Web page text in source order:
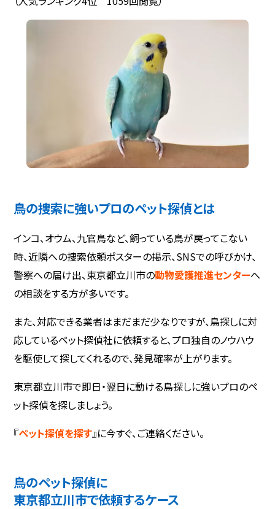
鳥の捜索に強いプロのペット探偵とは
インコ、オウム、九官鳥など、飼っている鳥が戻ってこない
時、近隣への捜索依頼ポスターの掲示、SNSでの呼びかけ、
警察への届け出、東京都立川市の動物愛護推進センターへ
の相談をする方が多いです。
また、対応できる業者はまだまだ少なりですが、鳥探しに対
応しているペット探偵社に依頼すると、プロ独自のノウハウ
を駆使して探してくれるので、発見確率が上がります。
東京都立川市で即日・翌日に動ける鳥探しに強いプロのペ
ット探偵を探しましょう。
『ペット探偵を探す』に今すぐ、ご連絡ください。
鳥のペット探偵に
東京都立川市で依頼するケース